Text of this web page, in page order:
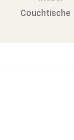
Couchtische